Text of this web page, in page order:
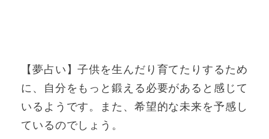
【夢占い】子供を生んだり育てたりするため
に、自分をもっと鍛える必要があると感じて
いるようです。また、希望的な未来を予感し
ているのでしょう。